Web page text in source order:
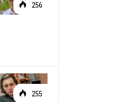
256
255